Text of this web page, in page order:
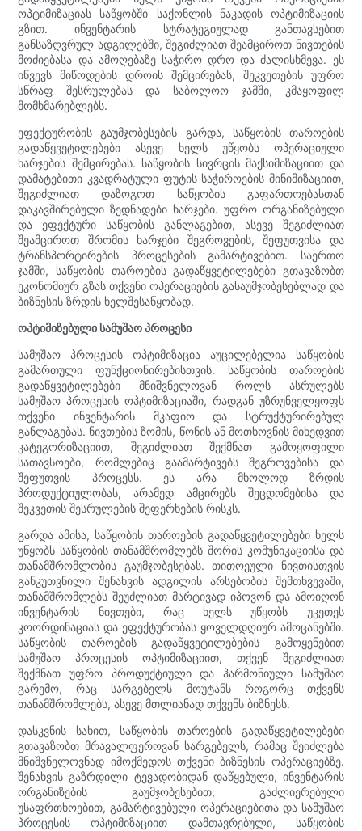
ოპტიმიზაციას საწყობში საქონლის ნაკადის ოპტიმიზაციის
გზით. ინვენტარის სტრატეგიულად განთავსებით
განსაზღვრულ ადგილებში, შეგიძლიათ შეამციროთ ნივთების
მოძიებასა და ამოღებაზე საჭირო დრო და ძალისხმევა. ეს
იწვევს მიწოდების დროის შემცირებას, შეკვეთების უფრო
სწრაფ შესრულებას და საბოლოო ჯამში, კმაყოფილ
მომხმარებლებს.
ეფექტურობის გაუმჯობესების გარდა, საწყობის თაროების
გადაწყვეტილებები ასევე ხელს უწყობს ოპერაციული
ხარჯების შემცირებას. საწყობის სივრცის მაქსიმიზაციით და
დამატებითი კვადრატული ფუტის საჭიროების მინიმიზაციით,
შეგიძლიათ დაზოგოთ საწყობის გაფართოებასთან
დაკავშირებული ზედნადები ხარჯები. უფრო ორგანიზებული
და ეფექტური საწყობის განლაგებით, ასევე შეგიძლიათ
შეამციროთ შრომის ხარჯები შეგროვების, შეფუთვისა და
ტრანსპორტირების პროცესების გამარტივებით. საერთო
ჯამში, საწყობის თაროების გადაწყვეტილებები გთავაზობთ
ეკონომიურ გზას თქვენი ოპერაციების გასაუმჯობესებლად და
ბიზნესის ზრდის ხელშესაწყობად.
ოპტიმიზებული სამუშაო პროცესი
სამუშაო პროცესის ოპტიმიზაცია აუცილებელია საწყობის
გამართული ფუნქციონირებისთვის. საწყობის თაროების
გადაწყვეტილებები მნიშვნელოვან როლს ასრულებს
სამუშაო პროცესის ოპტიმიზაციაში, რადგან უზრუნველყოფს
თქვენი ინვენტარის მკაფიო და სტრუქტურირებულ
განლაგებას. ნივთების ზომის, წონის ან მოთხოვნის მიხედვით
კატეგორიზაციით, შეგიძლიათ შექმნათ გამოყოფილი
სათავსოები, რომლებიც გაამარტივებს შეგროვებისა და
შეფუთვის პროცესს. ეს არა მხოლოდ ზრდის
პროდუქტიულობას, არამედ ამცირებს შეცდომებისა და
შეკვეთის შესრულების შეფერხების რისკს.
გარდა ამისა, საწყობის თაროების გადაწყვეტილებები ხელს
უწყობს საწყობის თანამშრომლებს შორის კომუნიკაციისა და
თანამშრომლობის გაუმჯობესებას. თითოეული ნივთისთვის
განკუთვნილი შენახვის ადგილის არსებობის შემთხვევაში,
თანამშრომლებს შეუძლიათ მარტივად იპოვონ და ამოიღონ
ინვენტარის ნივთები, რაც ხელს უწყობს უკეთეს
კოორდინაციას და ეფექტურობას ყოველდღიურ ამოცანებში.
საწყობის თაროების გადაწყვეტილებების გამოყენებით
სამუშაო პროცესის ოპტიმიზაციით, თქვენ შეგიძლიათ
შექმნათ უფრო პროდუქტიული და ჰარმონიული სამუშაო
გარემო, რაც სარგებელს მოუტანს როგორც თქვენს
თანამშრომლებს, ასევე მთლიანად თქვენს ბიზნესს.
დასკვნის სახით, საწყობის თაროების გადაწყვეტილებები
გთავაზობთ მრავალფეროვან სარგებელს, რამაც შეიძლება
მნიშვნელოვნად იმოქმედოს თქვენი ბიზნესის ოპერაციებზე.
შენახვის გაზრდილი ტევადობიდან დაწყებული, ინვენტარის
ორგანიზების გაუმჯობესებით, გაძლიერებული
უსაფრთხოებით, გამარტივებული ოპერაციებითა და სამუშაო
პროცესის ოპტიმიზაციით დამთავრებული, საწყობის